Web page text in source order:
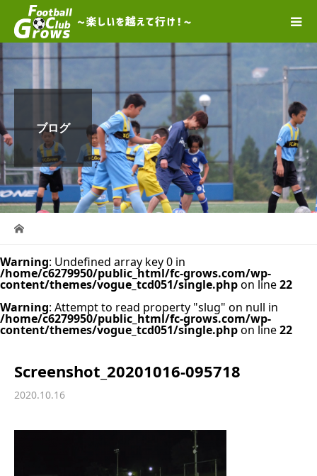
ブログ
Warning: Undefined array key 0 in
/home/c6279950/public_html/fc-grows.com/wp-
content/themes/vogue_tcd051/single.phpon line22
Warning: Attempt to read property "slug" on null in
/home/c6279950/public_html/fc-grows.com/wp-
content/themes/vogue_tcd051/single.phpon line22
Screenshot_20201016-095718
2020.10.16